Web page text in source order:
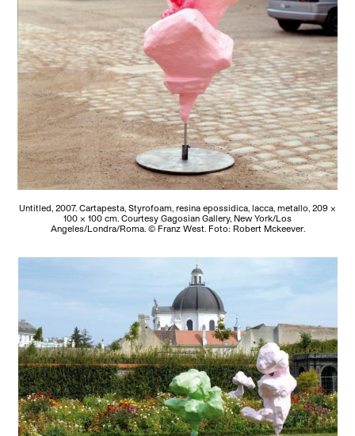
Untitled, 2007. Cartapesta, Styrofoam, resina epossidica, lacca, metallo, 209 x
100 x 100 cm. Courtesy Gagosian Gallery, New York/Los
Angeles/Londra/Roma. © Franz West. Foto: Robert Mckeever.